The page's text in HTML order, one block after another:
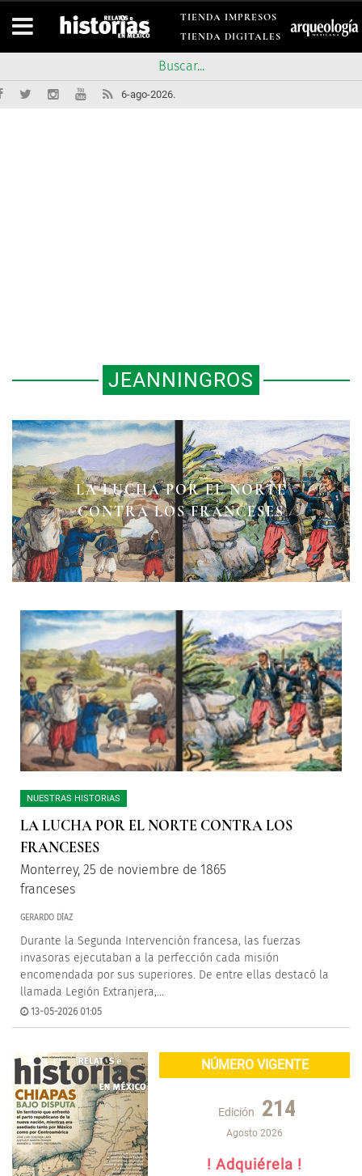
TIENDA IMPRESOS
TIENDA DIGITALES
6-ago-2026.
JEANNINGROS
LA LUCHA POR EL NORTE
CONTRA LOS FRANCESES
NUESTRAS HISTORIAS
LA LUCHA POR EL NORTE CONTRA LOS
FRANCESES
Monterrey, 25 de noviembre de 1865
franceses
GERARDO DÍAZ
Durante la Segunda Intervención francesa, las fuerzas
invasoras ejecutaban a la perfección cada misión
encomendada por sus superiores. De entre ellas destacó la
llamada Legión Extranjera,...
13-05-2026 01:05
NÚMERO VIGENTE
Edición 214
Agosto 2026
! Adquiérela !